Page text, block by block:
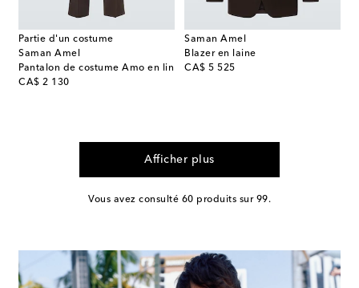
Partie d'un costume
Saman Amel
Pantalon de costume Amo en lin
CA$ 2 130
original price
Saman Amel
Blazer en laine
CA$ 5 525
original price
Afficher plus
Vous avez consulté 60 produits sur 99.